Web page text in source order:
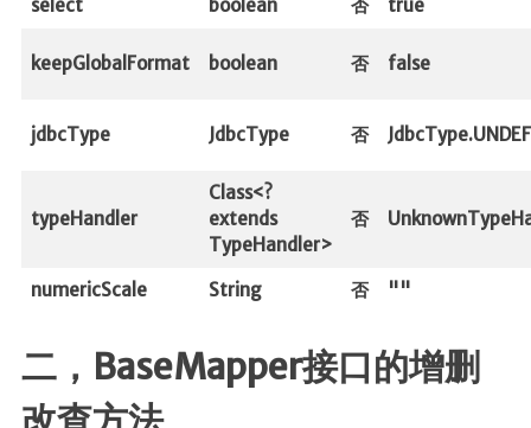
select
boolean 否 true
keepGlobalFormat boolean 否 false
jdbcType JdbcType 否
typeHandler
Class<?
extends
TypeHandler>
否
numericScale String 否 ""
二，BaseMapper接口的增删